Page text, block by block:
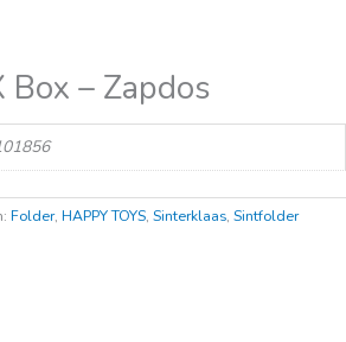
Box – Zapdos
Folder, HAPPY TOYS, Sinterklaas, Sintfolder